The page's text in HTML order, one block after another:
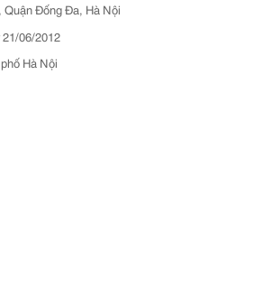
Quận Đống Đa, Hà Nội
06/2012
Hà Nội